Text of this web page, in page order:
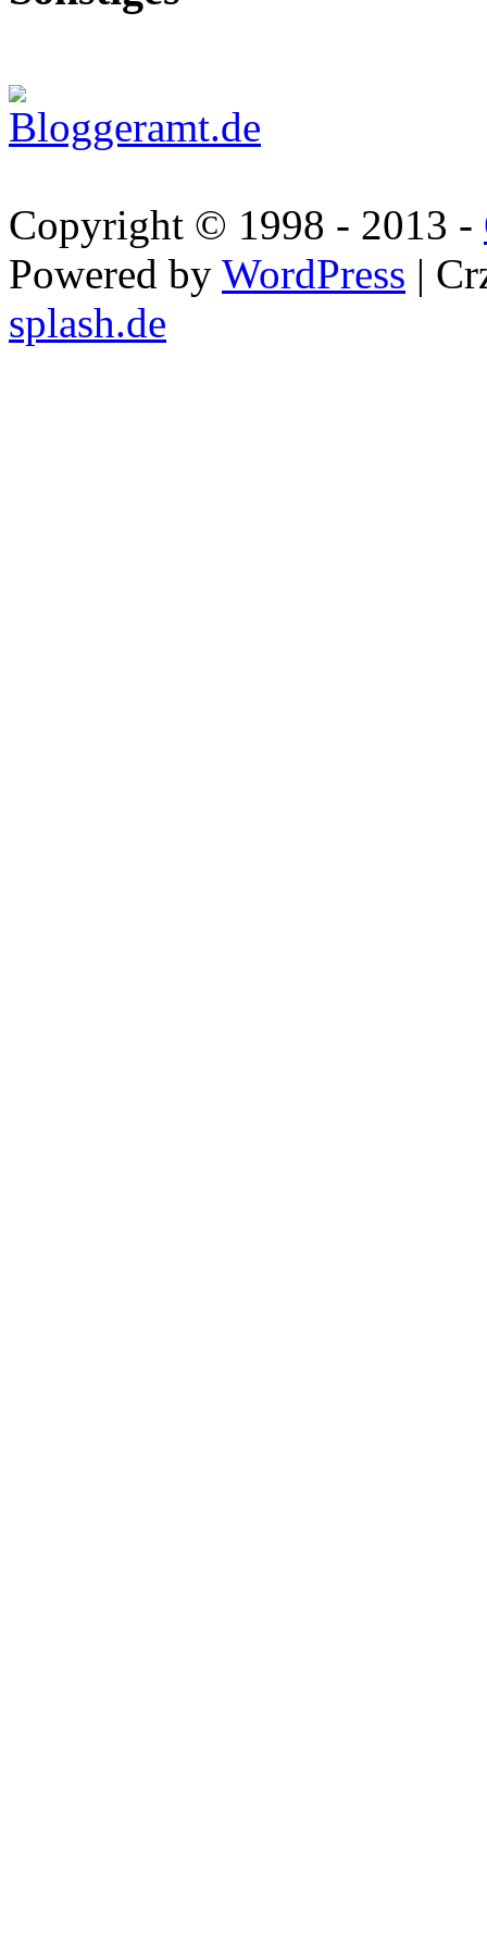
Copyright © 1998 - 2013 -
Powered by WordPress |
splash.de